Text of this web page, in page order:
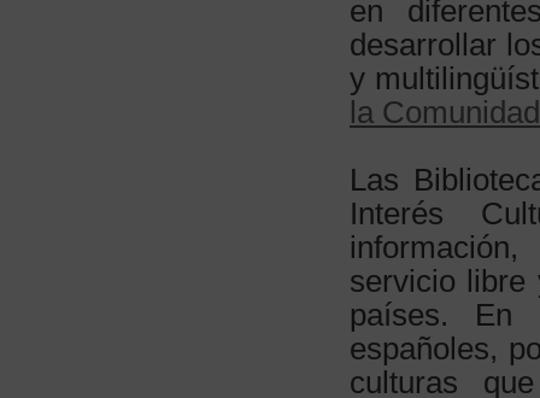
en
desarrollar
y
la
Las
Interés
servicio libre
países. En
españoles,
culturas